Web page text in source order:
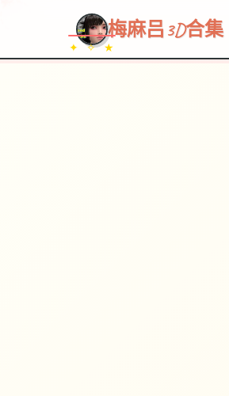
✦ ✧ ★
梅麻吕3D合集